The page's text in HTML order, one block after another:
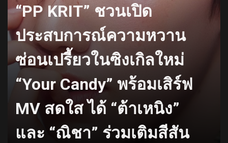
“PP KRIT” ชวนเปิด
ประสบการณ์ความหวาน
ซ่อนเปรี้ยวในซิงเกิลใหม่
“Your Candy” พร้อมเสิร์ฟ
MV สดใส ได้ “ต้าเหนิง”
และ “ณิชา” ร่วมเติมสีสัน